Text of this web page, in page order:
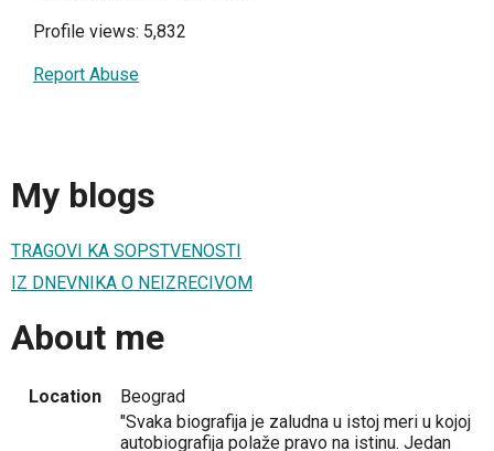
Profile views: 5,832
Report Abuse
My blogs
TRAGOVI KA SOPSTVENOSTI
IZ DNEVNIKA O NEIZRECIVOM
About me
Location
Beograd
"Svaka biografija je zaludna u istoj meri u kojoj
autobiografija polaže pravo na istinu. Jedan